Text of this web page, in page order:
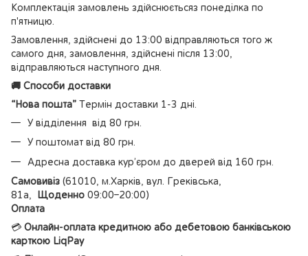
Комплектація замовлень здійснюєтьсяз понеділка по
п'ятницю.
Замовлення, здійснені до 13:00 відправляються того ж
самого дня, замовлення, здійснені після 13:00,
відправляються наступного дня.
🚚 Способи доставки
“Нова пошта” Термін доставки 1-3 дні.
У відділення від 80 грн.
У поштомат від 80 грн.
Адресна доставка кур’єром до дверей від 160 грн.
Самовивіз (61010, м.Харків, вул. Греківська,
81а,
Щоденно 09:00–20:00)
Оплата
💳 Онлайн-оплата кредитною або дебетовою банківською
карткою LiqPay